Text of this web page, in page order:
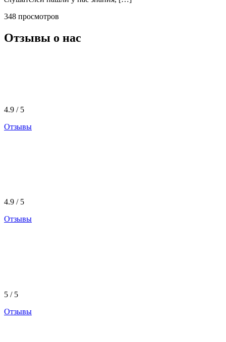
348 просмотров
Отзывы о нас
4.9 / 5
Отзывы
4.9 / 5
Отзывы
5 / 5
Отзывы